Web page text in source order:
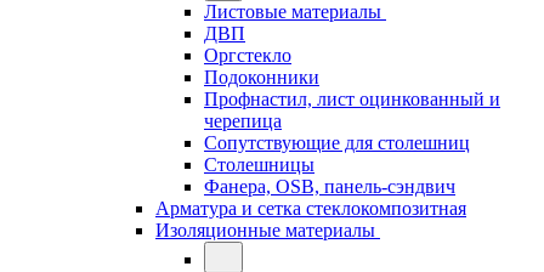
Листовые материалы
ДВП
Оргстекло
Подоконники
Профнастил, лист оцинкованный и
черепица
Сопутствующие для столешниц
Столешницы
Фанера, OSB, панель-сэндвич
Арматура и сетка стеклокомпозитная
Изоляционные материалы